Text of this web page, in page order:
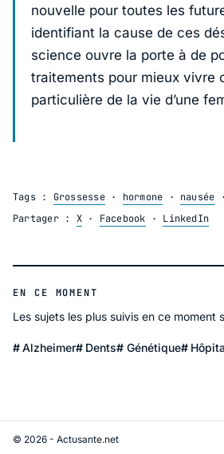
nouvelle pour toutes les
identifiant la cause de ces
science ouvre la porte à de
traitements pour mieux vivre
particulière de la vie d’une
Tags : Grossesse· hormone · nausée
Partager : X· Facebook · LinkedIn
EN CE MOMENT
Les sujets les plus suivis en ce moment
Alzheimer Dents Génétique
© 2026 - Actusante.net